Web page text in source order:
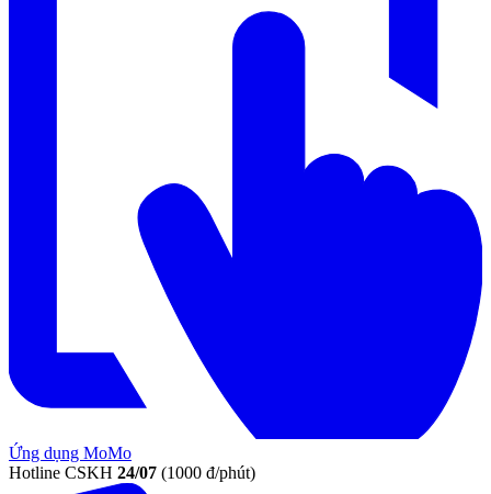
Ứng dụng MoMo
Hotline CSKH 24/07 (1000 đ/phút)